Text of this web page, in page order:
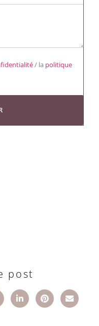
/ la politique
post